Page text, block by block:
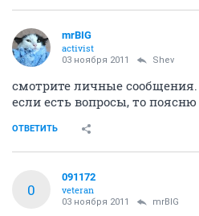
mrBIG
activist
03 ноября 2011 Shev
смотрите личные сообщения.
если есть вопросы, то поясню
ОТВЕТИТЬ
0
091172
veteran
03 ноября 2011 mrBIG